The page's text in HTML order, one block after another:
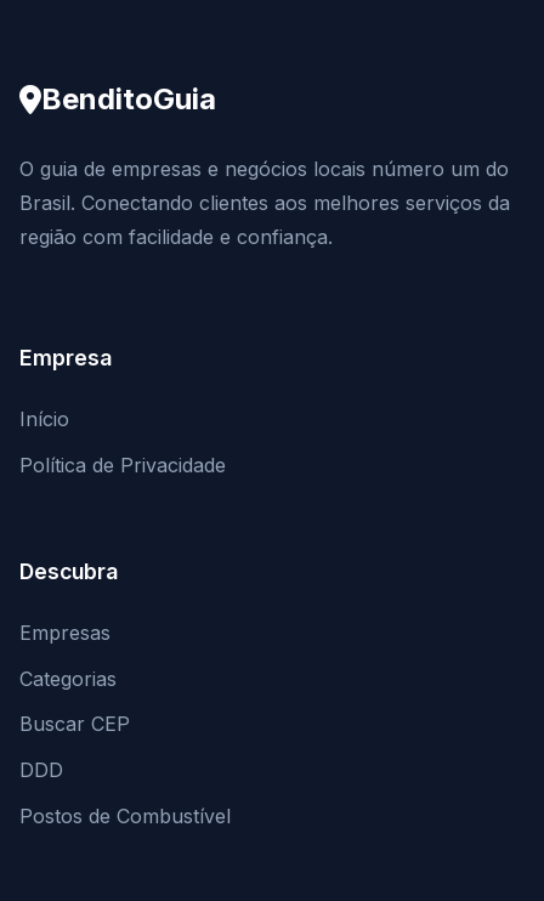
BenditoGuia
O guia de empresas e negócios locais número um do
Brasil. Conectando clientes aos melhores serviços da
região com facilidade e confiança.
Empresa
Início
Política de Privacidade
Descubra
Empresas
Categorias
Buscar CEP
DDD
Postos de Combustível